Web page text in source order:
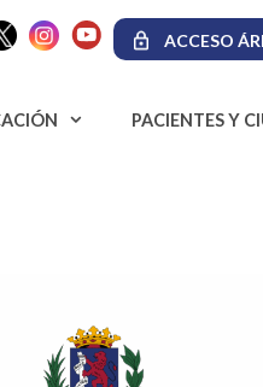
ACCESO
PACIENTES Y